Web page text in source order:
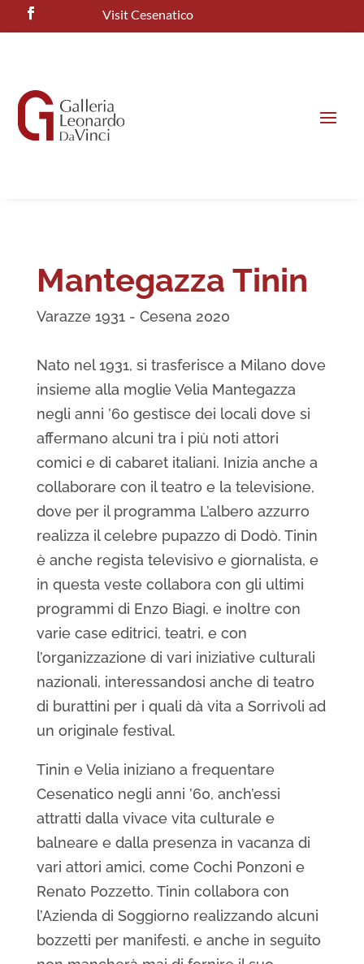
Visit Cesenatico
Mantegazza Tinin
Varazze 1931 - Cesena 2020
Nato nel 1931, si trasferisce a Milano dove
insieme alla moglie Velia Mantegazza
negli anni ’60 gestisce dei locali dove si
affermano alcuni tra i più noti attori
comici e di cabaret italiani. Inizia anche a
collaborare con il teatro e la televisione,
dove per il programma L’albero azzurro
realizza il celebre pupazzo di Dodò. Tinin
è anche regista televisivo e giornalista, e
in questa veste collabora con gli ultimi
programmi di Enzo Biagi, e inoltre con
varie case editrici, teatri, e con
l’organizzazione di vari iniziative culturali
nazionali, interessandosi anche di teatro
di burattini per i quali dà vita a Sorrivoli ad
un originale festival.
Tinin e Velia iniziano a frequentare
Cesenatico negli anni ’60, anch’essi
attratti dalla vivace vita culturale e
balneare e dalla presenza in vacanza di
vari attori amici, come Cochi Ponzoni e
Renato Pozzetto. Tinin collabora con
l’Azienda di Soggiorno realizzando alcuni
bozzetti per manifesti, e anche in seguito